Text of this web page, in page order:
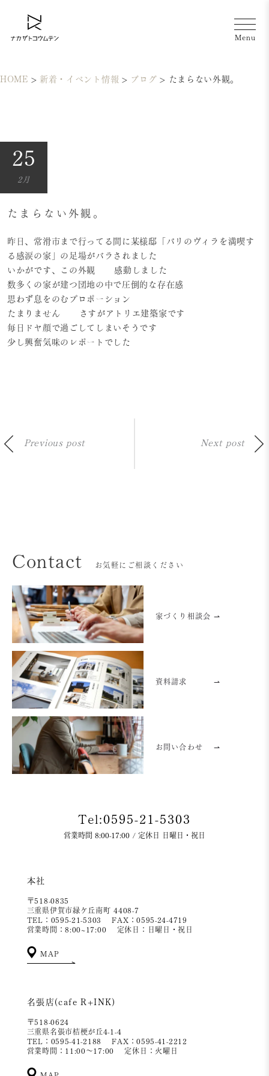
HOME > 新着・イベント情報 > ブログ > たまらない外観。
25
2月
たまらない外観。
昨日、常滑市まで行ってる間に某様邸「バリのヴィラを満喫す
る感涙の家」の足場がバラされました
いかがです、この外観
感動しました
数多くの家が建つ団地の中で圧倒的な存在感
思わず息をのむプロポーション
たまりません
さすがアトリエ建築家です
毎日ドヤ顔で過ごしてしまいそうです
少し興奮気味のレポートでした
Previous post Next post
Contact お気軽にご相談ください
家づくり相談会 ⇀
資料請求 ⇀
お問い合わせ ⇀
Tel:0595-21-5303
営業時間 8:00-17:00 / 定休日 日曜日・祝日
本社
〒518-0835
三重県伊賀市緑ケ丘南町 4408-7
TEL：0595-21-5303
FAX：0595-24-4719
営業時間：8:00~17:00
定休日：日曜日・祝日
MAP
名張店(cafe R+INK)
〒518-0624
三重県名張市桔梗が丘4-1-4
TEL：0595-41-2188
FAX：0595-41-2212
営業時間：11:00～17:00
定休日：火曜日